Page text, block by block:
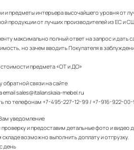
и предметы интерьера высочайшего уровня от
продукции от лучших производителей из ЕС и
максимально полный ответ на запрос и дать
но зачем вводить Покупателя в
предмета «ОТ и ДО»
связи на сайте
emailsales@italianskaia-mebel.ru
по телефонам+7-495-227-12-99 /+7-916-922-00-
уведомление
и предоставим детальные фото и видео
возможно выполнить доплату и отгрузку.
день